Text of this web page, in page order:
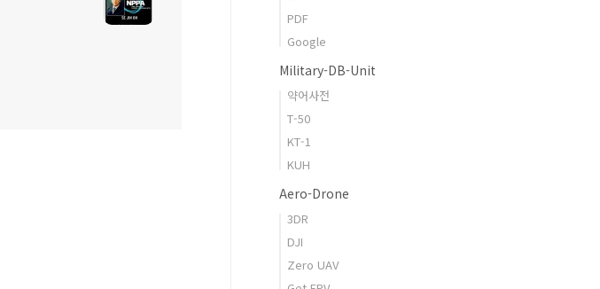
PDF
Google
Military-DB-Unit
약어사전
T-50
KT-1
KUH
Aero-Drone
3DR
DJI
Zero UAV